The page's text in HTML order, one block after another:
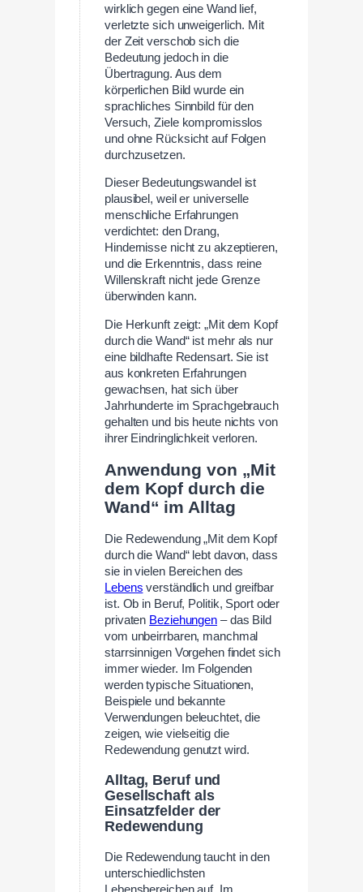
wirklich gegen eine Wand lief,
verletzte sich unweigerlich. Mit
der Zeit verschob sich die
Bedeutung jedoch in die
Übertragung. Aus dem
körperlichen Bild wurde ein
sprachliches Sinnbild für den
Versuch, Ziele kompromisslos
und ohne Rücksicht auf Folgen
durchzusetzen.
Dieser Bedeutungswandel ist
plausibel, weil er universelle
menschliche Erfahrungen
verdichtet: den Drang,
Hindernisse nicht zu akzeptieren,
und die Erkenntnis, dass reine
Willenskraft nicht jede Grenze
überwinden kann.
Die Herkunft zeigt: „Mit dem Kopf
durch die Wand“ ist mehr als nur
eine bildhafte Redensart. Sie ist
aus konkreten Erfahrungen
gewachsen, hat sich über
Jahrhunderte im Sprachgebrauch
gehalten und bis heute nichts von
ihrer Eindringlichkeit verloren.
Anwendung von „Mit
dem Kopf durch die
Wand“ im Alltag
Die Redewendung „Mit dem Kopf
durch die Wand“ lebt davon, dass
sie in vielen Bereichen des
Lebens verständlich und greifbar
ist. Ob in Beruf, Politik, Sport oder
privaten Beziehungen – das Bild
vom unbeirrbaren, manchmal
starrsinnigen Vorgehen findet sich
immer wieder. Im Folgenden
werden typische Situationen,
Beispiele und bekannte
Verwendungen beleuchtet, die
zeigen, wie vielseitig die
Redewendung genutzt wird.
Alltag, Beruf und
Gesellschaft als
Einsatzfelder der
Redewendung
Die Redewendung taucht in den
unterschiedlichsten
Lebensbereichen auf. Im